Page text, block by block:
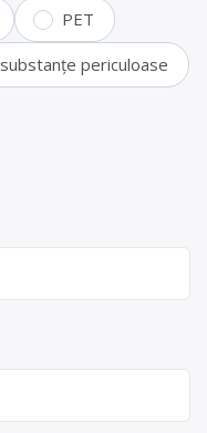
PET
substanțe periculoase